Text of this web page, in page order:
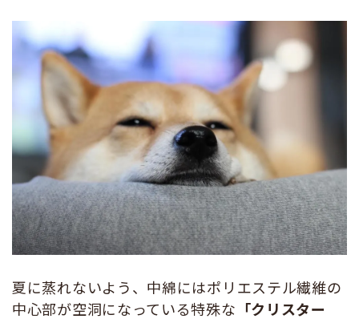
夏に蒸れないよう、中綿にはポリエステル繊維の
中心部が空洞になっている特殊な 「クリスター